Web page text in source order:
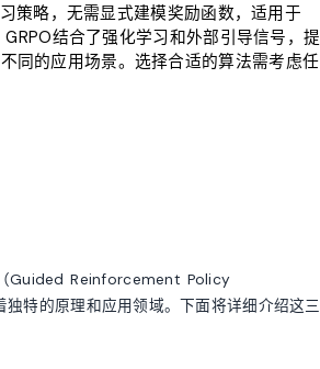
策略，无需显式建模奖励函数，适用于
结合了强化学习和外部引导信号，提
同的应用场景。选择合适的算法需考虑任
Guided Reinforcement Policy
特的原理和应用领域。下面将详细介绍这三